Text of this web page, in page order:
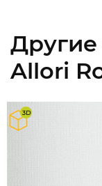
Allori